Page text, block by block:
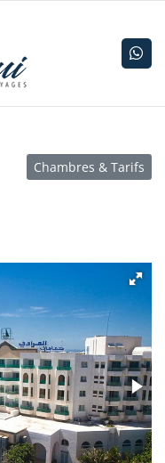
Chambres & Tarifs